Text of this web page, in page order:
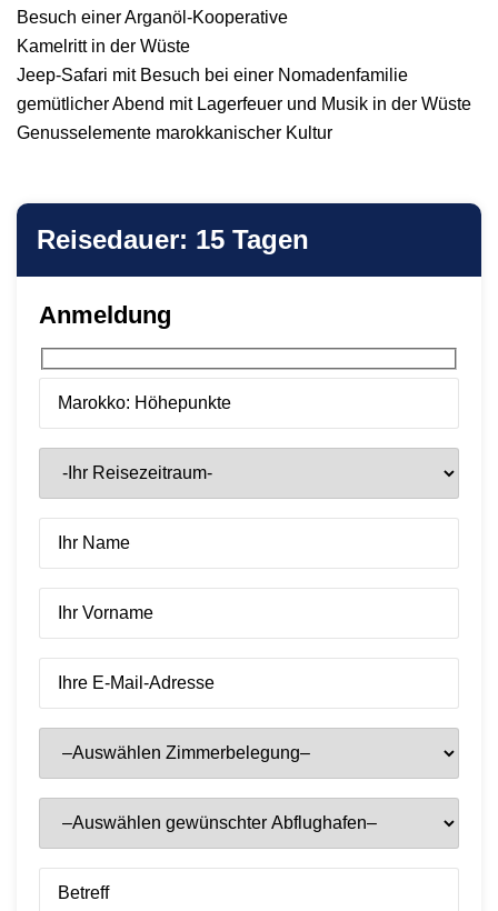
Besuch einer Arganöl-Kooperative
Kamelritt in der Wüste
Jeep-Safari mit Besuch bei einer Nomadenfamilie
gemütlicher Abend mit Lagerfeuer und Musik in der Wüste
Genusselemente marokkanischer Kultur
Reisedauer: 15 Tagen
Anmeldung